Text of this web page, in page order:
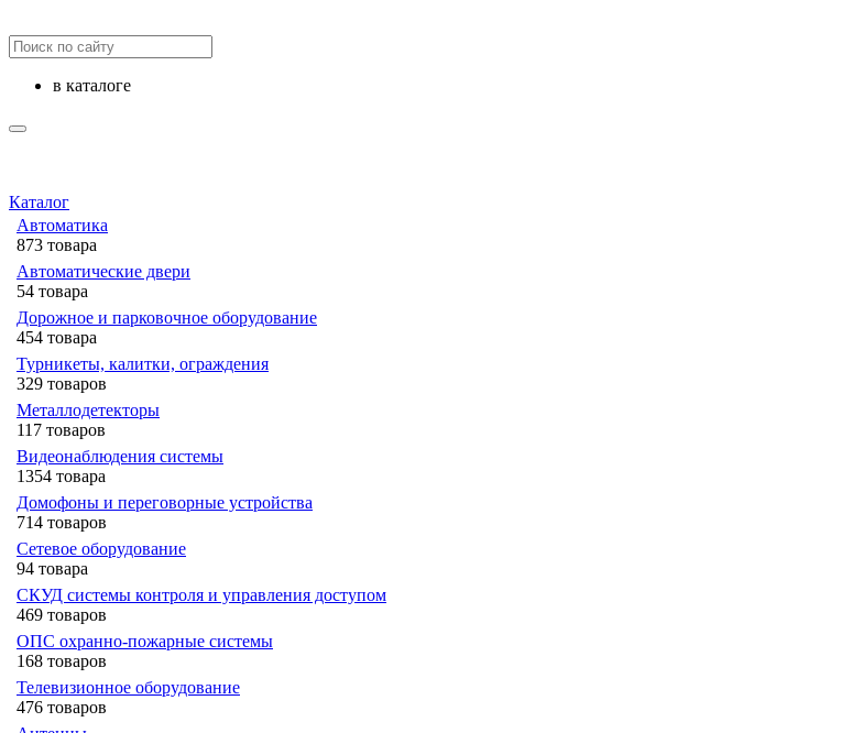
в каталоге
Каталог
Автоматика
873 товара
Автоматические двери
54 товара
Дорожное и парковочное оборудование
454 товара
Турникеты, калитки, ограждения
329 товаров
Металлодетекторы
117 товаров
Видеонаблюдения cистемы
1354 товара
Домофоны и переговорные устройства
714 товаров
Сетевое оборудование
94 товара
СКУД системы контроля и управления доступом
469 товаров
ОПС охранно-пожарные системы
168 товаров
Телевизионное оборудование
476 товаров